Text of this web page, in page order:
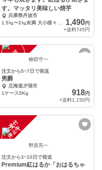
す。マッタリ美味しい焼芋
兵庫県丹波市
1,490円
+送料745円
注
文
受
付
停
止 柳田守一
注文から5~7日で発送
男爵
北海道夕張市
1ケース5Kg
918円
+送料1,150円
注
文
受
付
停
止
中
野原亮一
注文から3~10日で発送
Premium紅はるか「おはるちゃ